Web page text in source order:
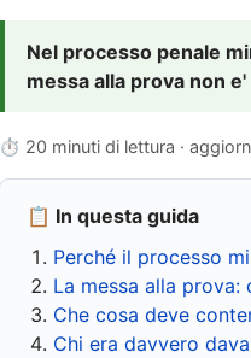
Nel processo penale
messa alla prova non
⏱ 20 minuti di lettura ·
📋 In questa guida
Perché il processo
La messa alla prova:
Che cosa deve
Chi era davvero